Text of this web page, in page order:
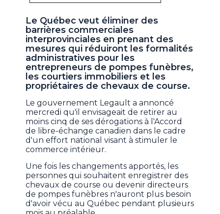
Le Québec veut éliminer des
barrières commerciales
interprovinciales en prenant des
mesures qui réduiront les formalités
administratives pour les
entrepreneurs de pompes funèbres,
les courtiers immobiliers et les
propriétaires de chevaux de course.
Le gouvernement Legault a annoncé
mercredi qu'il envisageait de retirer au
moins cinq de ses dérogations à l'Accord
de libre-échange canadien dans le cadre
d'un effort national visant à stimuler le
commerce intérieur.
Une fois les changements apportés, les
personnes qui souhaitent enregistrer des
chevaux de course ou devenir directeurs
de pompes funèbres n'auront plus besoin
d'avoir vécu au Québec pendant plusieurs